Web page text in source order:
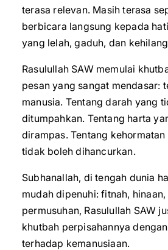
terasa relevan. Masih terasa
berbicara langsung kepada
yang lelah, gaduh, dan
Rasulullah SAW memulai
pesan yang sangat mendasar:
manusia. Tentang darah yang
ditumpahkan. Tentang harta
dirampas. Tentang
tidak boleh dihancurkan.
Subhanallah, di tengah dunia
mudah dipenuhi: fitnah,
permusuhan, Rasulullah SAW
khutbah perpisahannya
terhadap kemanusiaan.